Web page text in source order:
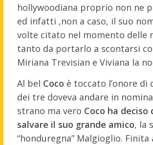
hollywoodiana proprio non ne
ed infatti ,non a caso, il suo
volte citato nel momento delle
tanto da portarlo a scontarsi
Miriana Trevisian e Viviana la
Al bel Coco è toccato l’onore di
dei tre doveva andare in
strano ma vero Coco ha deciso
salvare il suo grande amico, la
“honduregna” Malgioglio.